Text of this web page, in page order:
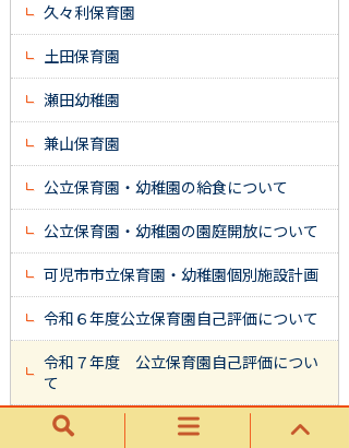
久々利保育園
土田保育園
瀬田幼稚園
兼山保育園
公立保育園・幼稚園の給食について
公立保育園・幼稚園の園庭開放について
可児市市立保育園・幼稚園個別施設計画
令和６年度公立保育園自己評価について
令和７年度 公立保育園自己評価につい
て
保育園・幼稚園における医療的ケア児の